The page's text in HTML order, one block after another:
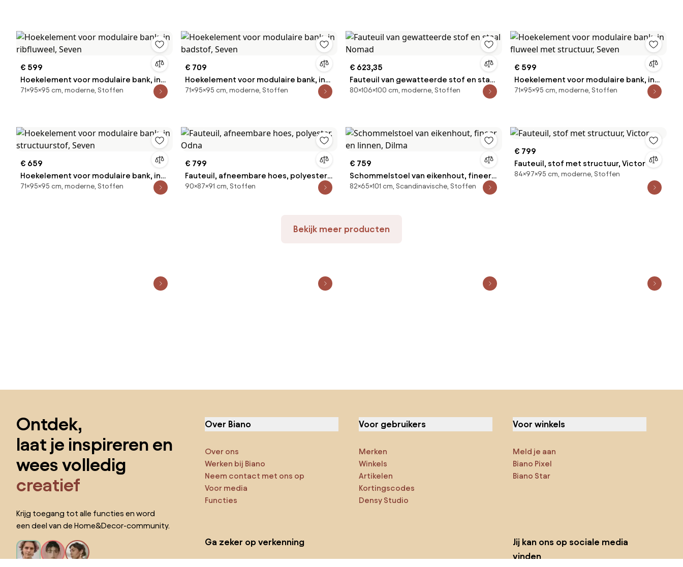
€ 599
Hoekelement voor modulaire bank, in
ribfluweel, Seven
71×95×95 cm, moderne, Stoffen
€ 709
Hoekelement voor modulaire bank, in
badstof, Seven
71×95×95 cm, moderne, Stoffen
€ 623,35
Fauteuil van gewatteerde stof en staal
Nomad
80×106×100 cm, moderne, Stoffen
€ 599
Hoekelement voor modulaire bank, in
fluweel met structuur, Seven
71×95×95 cm, moderne, Stoffen
€ 659
Hoekelement voor modulaire bank, in
structuurstof, Seven
71×95×95 cm, moderne, Stoffen
€ 799
Fauteuil, afneembare hoes, polyester,
Odna
90×87×91 cm, Stoffen
€ 759
Schommelstoel van eikenhout, fineer
en linnen, Dilma
82×65×101 cm, Scandinavische, Stoffen
€ 799
Fauteuil, stof met structuur, Victor
84×97×95 cm, moderne, Stoffen
Bekijk meer producten
Ontdek,
laat je inspireren en
wees volledig
creatief
Krijg toegang tot alle functies en word
een deel van de Home&Decor-community.
Over Biano
Over ons
Werken bij Biano
Neem contact met ons op
Voor media
Functies
Voor gebruikers
Merken
Winkels
Artikelen
Kortingscodes
Densy Studio
Voor winkels
Meld je aan
Biano Pixel
Biano Star
Ga zeker op verkenning
Jij kan ons op sociale media
vinden